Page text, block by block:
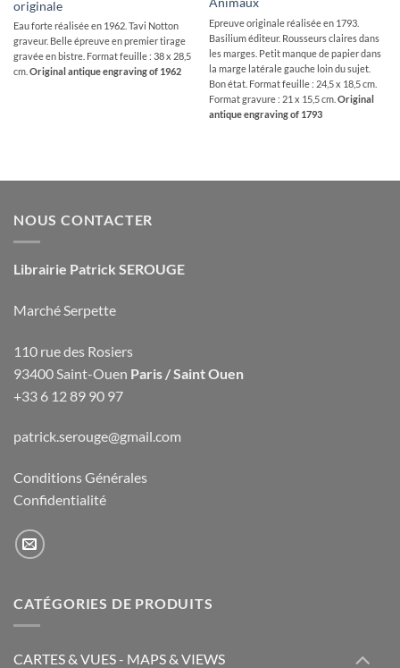
originale
Eau forte réalisée en 1962. Tavi Notton
graveur. Belle épreuve en premier tirage
gravée en bistre. Format feuille : 38 x 28,5
cm. Original antique engraving of 1962
Epreuve originale réalisée en 1793.
Basilium éditeur. Rousseurs claires dans
les marges. Petit manque de papier dans
la marge latérale gauche loin du sujet.
Bon état. Format feuille : 24,5 x 18,5 cm.
Format gravure : 21 x 15,5 cm. Original
antique engraving of 1793
NOUS CONTACTER
Librairie Patrick SEROUGE
Marché Serpette
110 rue des Rosiers
93400 Saint-Ouen Paris / Saint Ouen
+33 6 12 89 90 97
patrick.serouge@gmail.com
Conditions Générales
Confidentialité
CATÉGORIES DE PRODUITS
CARTES & VUES - MAPS & VIEWS